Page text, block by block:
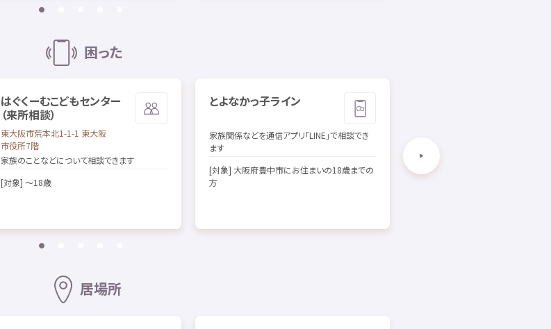
困った
はぐくーむこどもセンター
（来所相談）
東大阪市荒本北1-1-1 東大阪
市役所7階
家族のことなどについて相談できます
[対象] ～18歳
とよなかっ子ライン
家族関係などを通信アプリ「LINE」で相談でき
ます
[対象] 大阪府豊中市にお住まいの18歳までの
方
非行
や
ごとなどあらゆる
居場所